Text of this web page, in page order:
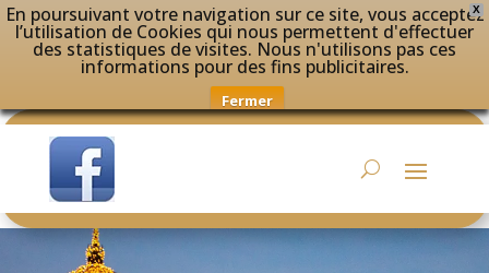
X
En poursuivant votre navigation sur ce site, vous acceptez
l’utilisation de Cookies qui nous permettent d'effectuer
des statistiques de visites. Nous n'utilisons pas ces
informations pour des fins publicitaires.
Fermer